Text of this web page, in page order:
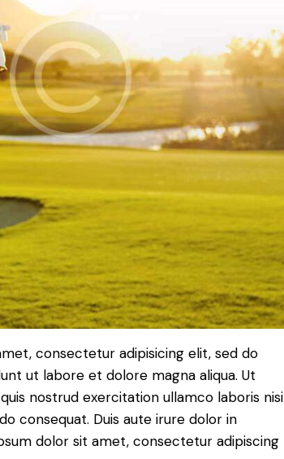
consectetur adipisicing elit, sed do
ut labore et dolore magna aliqua. Ut
nostrud exercitation ullamco laboris nisi
consequat. Duis aute irure dolor in
dolor sit amet, consectetur adipiscing